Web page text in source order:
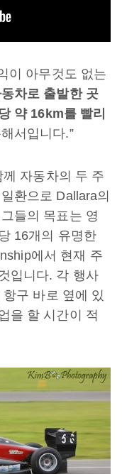
이 아무것도 없는
차로 출발한 곳
약16km를 빨리
서입니다.”
자동차의 두 주
환으로 Dallara의
들의 목표는 영
16개의 유명한
에서 현재 주
입니다. 각 행사
구 바로 옆에 있
을 할 시간이 적